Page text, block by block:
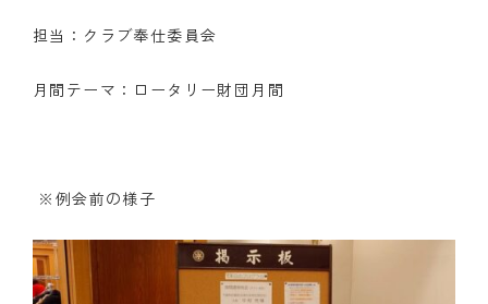
クラブの歴史
歴代会長・幹事
案内
例会場・事務局の案内
リンク集
担当：クラブ奉仕委員会
月間テーマ：ロータリー財団月間
※例会前の様子